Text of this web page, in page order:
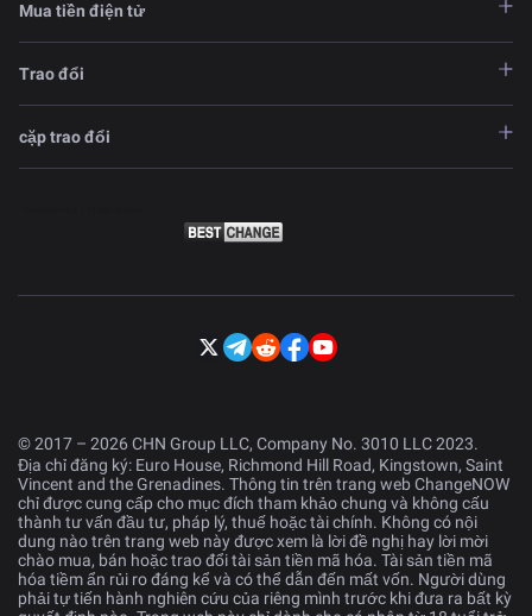
Mua tiền điện tử
Trao đổi
cặp trao đổi
© 2017 – 2026 CHN Group LLC, Company No. 3010 LLC 2023.
Địa chỉ đăng ký: Euro House, Richmond Hill Road, Kingstown, Saint
Vincent and the Grenadines. Thông tin trên trang web ChangeNOW
chỉ được cung cấp cho mục đích tham khảo chung và không cấu
thành tư vấn đầu tư, pháp lý, thuế hoặc tài chính. Không có nội
dung nào trên trang web này được xem là lời đề nghị hay lời mời
chào mua, bán hoặc trao đổi tài sản tiền mã hóa. Tài sản tiền mã
hóa tiềm ẩn rủi ro đáng kể và có thể dẫn đến mất vốn. Người dùng
phải tự tiến hành nghiên cứu của riêng mình trước khi đưa ra bất kỳ